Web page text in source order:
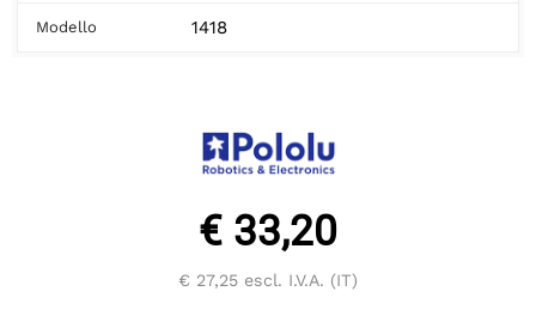
Modello 1418
€ 33,20
€ 27,25 escl. I.V.A. (IT)